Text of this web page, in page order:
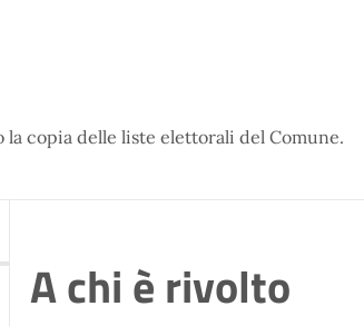
copia delle liste elettorali del Comune.
A chi è rivolto